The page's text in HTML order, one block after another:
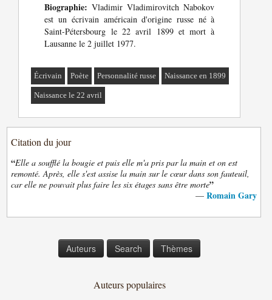
Biographie: Vladimir Vladimirovitch Nabokov
est un écrivain américain d'origine russe né à
Saint-Pétersbourg le 22 avril 1899 et mort à
Lausanne le 2 juillet 1977.
Écrivain Poète Personnalité russe Naissance en 1899
Naissance le 22 avril
Citation du jour
“Elle a soufflé la bougie et puis elle m'a pris par la main et on est
remonté. Après, elle s'est assise la main sur le cœur dans son fauteuil,
car elle ne pouvait plus faire les six étages sans être morte”
— Romain Gary
Auteurs Search Thèmes
Auteurs populaires